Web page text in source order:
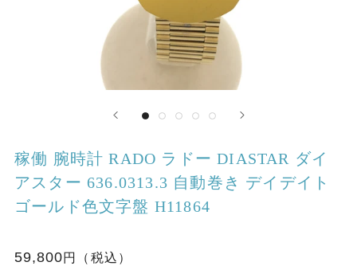
稼働 腕時計 RADO ラドー DIASTAR ダイ
アスター 636.0313.3 自動巻き デイデイト
ゴールド色文字盤 H11864
59,800